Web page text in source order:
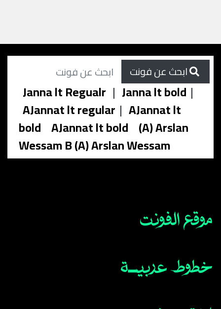
Janna lt Regualr | Janna lt bold |
AJannat lt regular | AJannat lt
bold AJannat lt bold (A) Arslan
Wessam B (A) Arslan Wessam